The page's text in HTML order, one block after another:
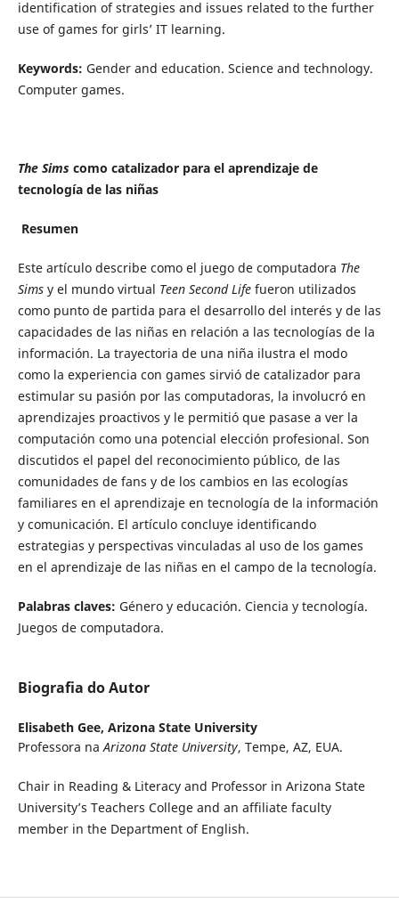
identification of strategies and issues related to the further
use of games for girls’ IT learning.
Keywords: Gender and education. Science and technology.
Computer games.
The Sims como catalizador para el aprendizaje de
tecnología de las niñas
Resumen
Este artículo describe como el juego de computadora The
Sims y el mundo virtual Teen Second Life fueron utilizados
como punto de partida para el desarrollo del interés y de las
capacidades de las niñas en relación a las tecnologías de la
información. La trayectoria de una niña ilustra el modo
como la experiencia con games sirvió de catalizador para
estimular su pasión por las computadoras, la involucró en
aprendizajes proactivos y le permitió que pasase a ver la
computación como una potencial elección profesional. Son
discutidos el papel del reconocimiento público, de las
comunidades de fans y de los cambios en las ecologías
familiares en el aprendizaje en tecnología de la información
y comunicación. El artículo concluye identificando
estrategias y perspectivas vinculadas al uso de los games
en el aprendizaje de las niñas en el campo de la tecnología.
Palabras claves: Género y educación. Ciencia y tecnología.
Juegos de computadora.
Biografia do Autor
Elisabeth Gee, Arizona State University
Professora naArizona State University, Tempe, AZ, EUA.
Chair in Reading & Literacy and Professor in Arizona State
University’s Teachers College and an affiliate faculty
member in the Department of English.